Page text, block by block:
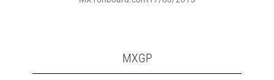
MXGP